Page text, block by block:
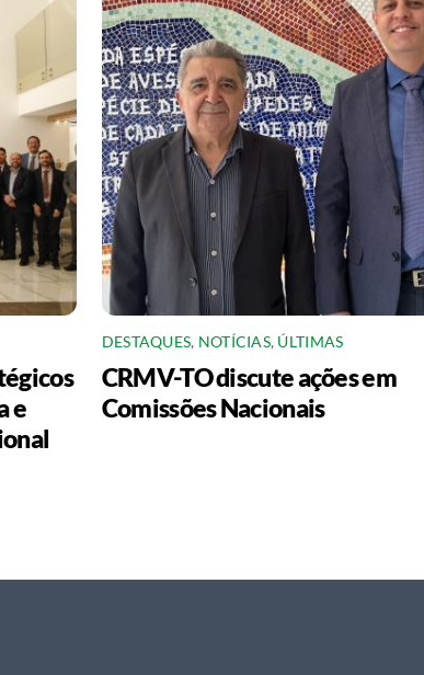
e
DESTAQUES, NOTÍCIAS, ÚLTIMAS
CRMV-TO discute ações em
Comissões Nacionais